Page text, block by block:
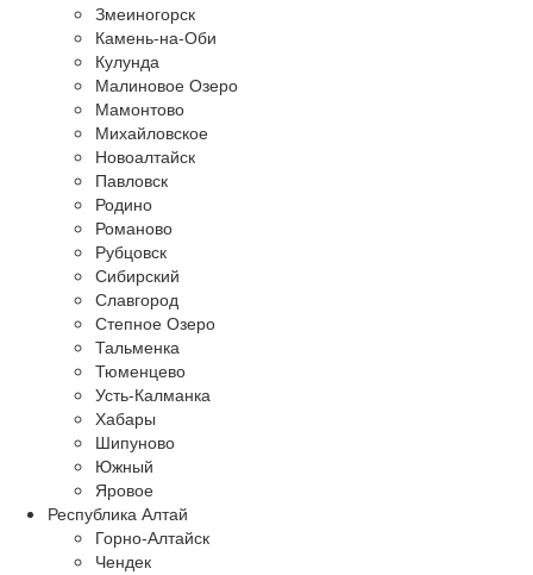
Змеиногорск
Камень-на-Оби
Кулунда
Малиновое Озеро
Мамонтово
Михайловское
Новоалтайск
Павловск
Родино
Романово
Рубцовск
Сибирский
Славгород
Степное Озеро
Тальменка
Тюменцево
Усть-Калманка
Хабары
Шипуново
Южный
Яровое
Республика Алтай
Горно-Алтайск
Чендек